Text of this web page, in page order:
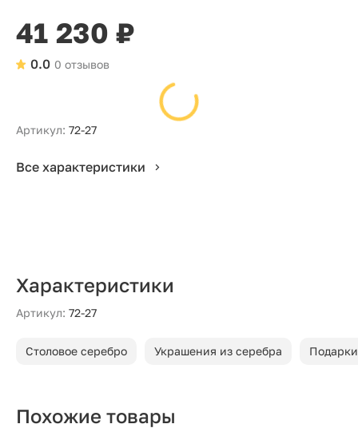
41 230 ₽
0 отзывов
0.0
Артикул: 72-27
Все характеристики
Характеристики
Артикул: 72-27
Столовое серебро Украшения из серебра
Похожие товары